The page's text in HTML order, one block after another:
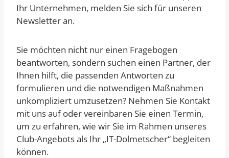
Ihr Unternehmen, melden Sie sich für unseren
Newsletter an.
Sie möchten nicht nur einen Fragebogen
beantworten, sondern suchen einen Partner, der
Ihnen hilft, die passenden Antworten zu
formulieren und die notwendigen Maßnahmen
unkompliziert umzusetzen? Nehmen Sie Kontakt
mit uns auf oder vereinbaren Sie einen Termin,
um zu erfahren, wie wir Sie im Rahmen unseres
Club-Angebots als Ihr „IT-Dolmetscher“ begleiten
können.